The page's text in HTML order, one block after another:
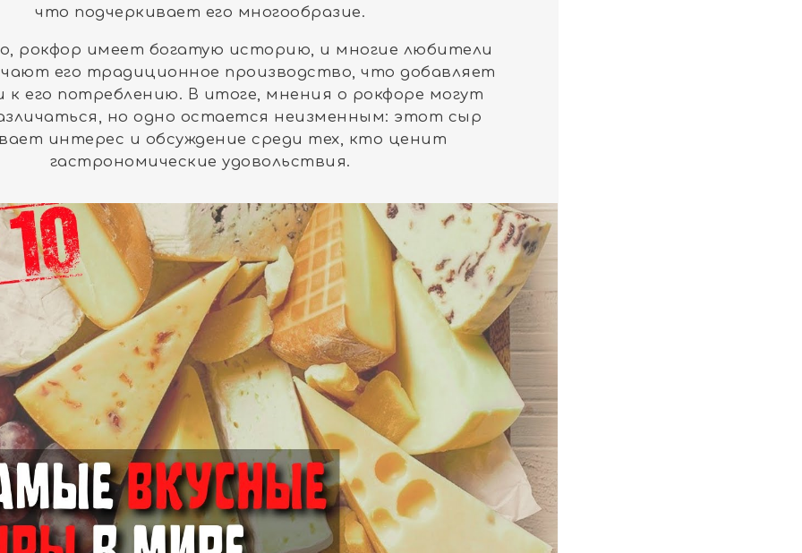
что подчеркивает его многообразие.
рокфор имеет богатую историю, и многие любители
его традиционное производство, что добавляет
к его потреблению. В итоге, мнения о рокфоре могут
но одно остается неизменным: этот сыр
интерес и обсуждение среди тех, кто ценит
гастрономические удовольствия.